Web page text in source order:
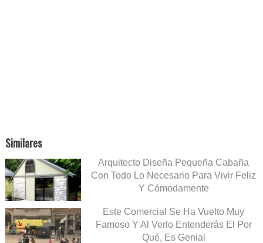
Similares
Arquitecto Diseña Pequeña Cabaña
Con Todo Lo Necesario Para Vivir Feliz
Y Cómodamente
Este Comercial Se Ha Vuelto Muy
Famoso Y Al Verlo Entenderás El Por
Qué, Es Genial